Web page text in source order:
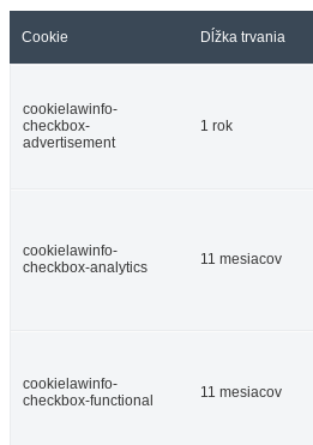
Cookie Dĺžka trvania
cookielawinfo-
checkbox-
advertisement
1 rok
cookielawinfo-
checkbox-analytics
11 mesiacov
cookielawinfo-
checkbox-functional
11 mesiacov